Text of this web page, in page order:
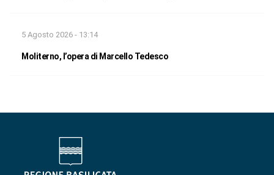
5 Agosto 2026 - 13:14
Moliterno, l’opera di Marcello Tedesco